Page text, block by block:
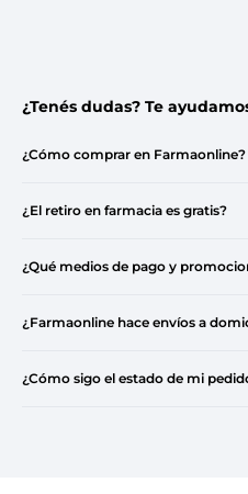
¿Tenés dudas? Te
¿Cómo comprar en Farmaonline?
¿El retiro en farmacia es gratis?
¿Qué medios de pago y
¿Farmaonline hace envíos a
¿Cómo sigo el estado de mi